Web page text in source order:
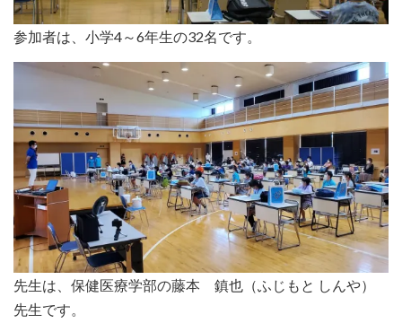
参加者は、小学4～6年生の32名です。
先生は、保健医療学部の藤本 鎮也（ふじもと しんや）
先生です。